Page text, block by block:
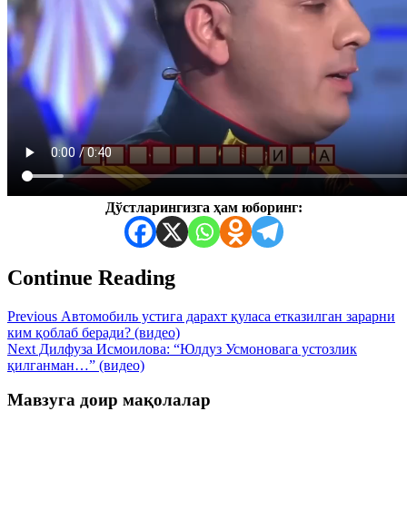
Дўстларингизга ҳам юборинг:
Continue Reading
Previous Автомобиль устига дарахт қуласа етказилган зарарни
ким қоблаб беради? (видео)
Next Дилфуза Исмоилова: “Юлдуз Усмоновага устозлик
қилганман…” (видео)
Мавзуга доир мақолалар